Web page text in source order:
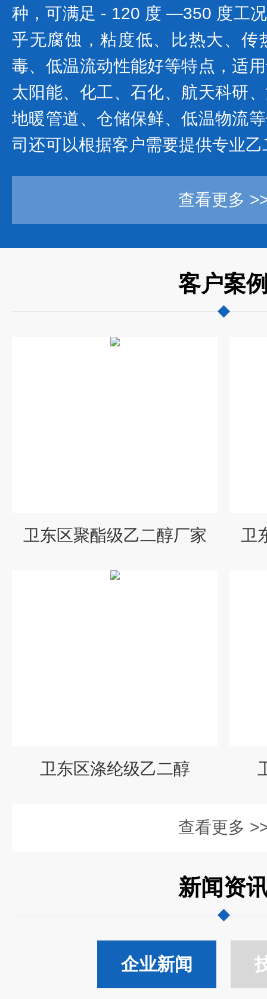
种，可满足 - 120 度 —350 度工
乎无腐蚀，粘度低、比热大、传
毒、低温流动性能好等特点，适
太阳能、化工、石化、航天科研
地暖管道、仓储保鲜、低温物流
司还可以根据客户需要提供专业
查看更多
客户案
卫东区聚酯级乙二醇厂家 卫
卫东区涤纶级乙二醇
查看更多
新闻资
企业新闻